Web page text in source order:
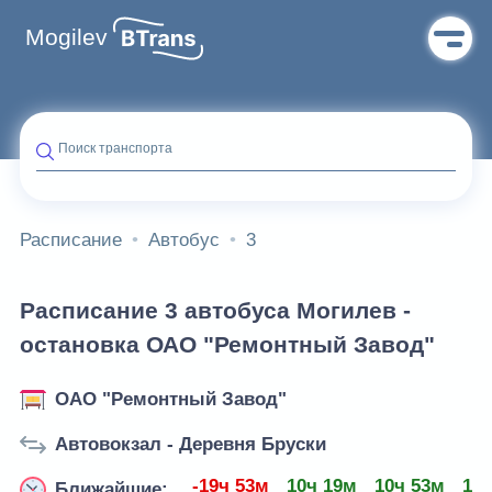
Mogilev
Поиск транспорта
Расписание Автобус 3
Расписание 3 автобуса Могилев -
остановка ОАО "Ремонтный Завод"
ОАО "Ремонтный Завод"
Автовокзал - Деревня Бруски
-19ч 53м 10ч 19м 10ч 53м